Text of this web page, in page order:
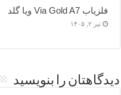
فلزیاب Via Gold A7 ویا گلد
تیر ۲, ۱۴۰۵
دیدگاهتان را بنویسید